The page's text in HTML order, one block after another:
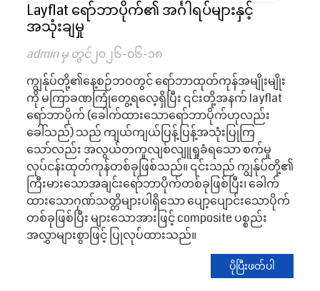
Layflat ရော်ဘာပိုက်၏ အင်္ဂါရပ်များနှင့်
အသုံးချမှု
admin မှ တွင်၂၀၂၆-၀၆-၁၈
ကျွန်ုပ်တို့၏နေ့စဉ်ဘဝတွင် ရော်ဘာထုတ်ကုန်အမျိုးမျိုး
ကို မကြာခဏကြုံတွေ့ရလေ့ရှိပြီး ၎င်းတို့အနက် layflat
ရော်ဘာပိုက် (ခေါက်ထားသောရော်ဘာပိုက်ဟုလည်း
ခေါ်သည်) သည် ကျယ်ကျယ်ပြန့်ပြန့်အသုံးပြုကြ
သော်လည်း အလွယ်တကူလျစ်လျူရှုခံရသော စက်မှု
လုပ်ငန်းထုတ်ကုန်တစ်ခုဖြစ်သည်။ ၎င်းသည် ကျွန်ုပ်တို့၏
ကြီးမားသောအချင်းရော်ဘာပိုက်တစ်ခုဖြစ်ပြီး၊ ခေါက်
ထားသောဂုဏ်သတ္တိများပါရှိသော ပျော့ပျောင်းသောပိုက်
တစ်ခုဖြစ်ပြီး များသောအားဖြင့် composite ပစ္စည်း
အလွှာများစွာဖြင့် ပြုလုပ်ထားသည်။
ပိုပြီးဖတ်ပါ